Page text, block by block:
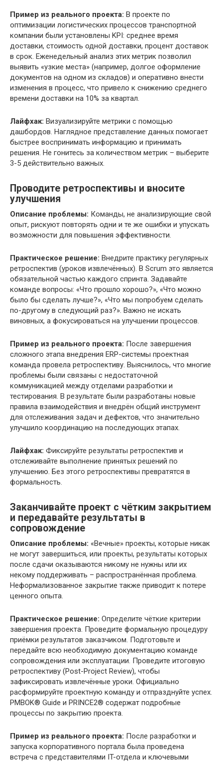
Пример из реального проекта: В проекте по
оптимизации логистических процессов транспортной
компании были установлены KPI: среднее время
доставки, стоимость одной доставки, процент доставок
в срок. Еженедельный анализ этих метрик позволил
выявить «узкие места» (например, долгое оформление
документов на одном из складов) и оперативно внести
изменения в процесс, что привело к снижению среднего
времени доставки на 10% за квартал.
Лайфхак: Визуализируйте метрики с помощью
дашбордов. Наглядное представление данных помогает
быстрее воспринимать информацию и принимать
решения. Не гонитесь за количеством метрик – выберите
3-5 действительно важных.
Проводите ретроспективы и вносите
улучшения
Описание проблемы: Команды, не анализирующие свой
опыт, рискуют повторять одни и те же ошибки и упускать
возможности для повышения эффективности.
Практическое решение: Внедрите практику регулярных
ретроспектив (уроков извлечённых). В Scrum это является
обязательной частью каждого спринта. Задавайте
команде вопросы: «Что прошло хорошо?», «Что можно
было бы сделать лучше?», «Что мы попробуем сделать
по-другому в следующий раз?». Важно не искать
виновных, а фокусироваться на улучшении процессов.
Пример из реального проекта: После завершения
сложного этапа внедрения ERP-системы проектная
команда провела ретроспективу. Выяснилось, что многие
проблемы были связаны с недостаточной
коммуникацией между отделами разработки и
тестирования. В результате были разработаны новые
правила взаимодействия и внедрён общий инструмент
для отслеживания задач и дефектов, что значительно
улучшило координацию на последующих этапах.
Лайфхак: Фиксируйте результаты ретроспектив и
отслеживайте выполнение принятых решений по
улучшению. Без этого ретроспективы превратятся в
формальность.
Заканчивайте проект с чётким закрытием
и передавайте результаты в
сопровождение
Описание проблемы: «Вечные» проекты, которые никак
не могут завершиться, или проекты, результаты которых
после сдачи оказываются никому не нужны или их
некому поддерживать – распространённая проблема.
Неформализованное закрытие также приводит к потере
ценного опыта.
Практическое решение: Определите чёткие критерии
завершения проекта. Проведите формальную процедуру
приёмки результатов заказчиком. Подготовьте и
передайте всю необходимую документацию команде
сопровождения или эксплуатации. Проведите итоговую
ретроспективу (Post-Project Review), чтобы
зафиксировать извлечённые уроки. Официально
расформируйте проектную команду и отпразднуйте успех.
PMBOK® Guide и PRINCE2® содержат подробные
процессы по закрытию проекта.
Пример из реального проекта: После разработки и
запуска корпоративного портала была проведена
встреча с представителями IT-отдела и ключевыми